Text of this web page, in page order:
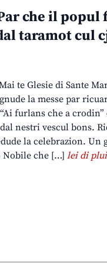
che il popul
taramot cul
te Glesie di Sante
la messe par
furlans che a crodin”
nestri vescul bons.
la celebrazion. Un
Nobile che […] lei di